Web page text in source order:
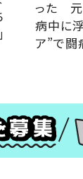
った 元
病中に
ア”で闘